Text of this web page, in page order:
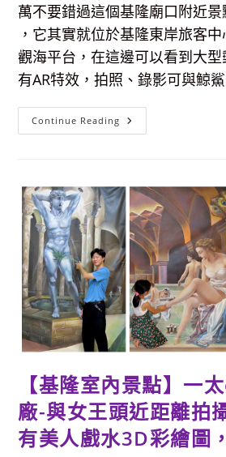
萬不要錯過這個基隆廟口附近
，它其實就位於基隆東岸旅客
觀海平台，在這邊可以看到大
有AR特效，拍照、錄影可與鯨
Continue Reading 麗
都
│
東
岸
旅
客
中
心-
最
美
觀
海
平
台，
AR
鯨
動
好
有
趣。
【基隆室內景點】一
廠-與女王頭近距離拍
有美人戲水3D彩繪圖